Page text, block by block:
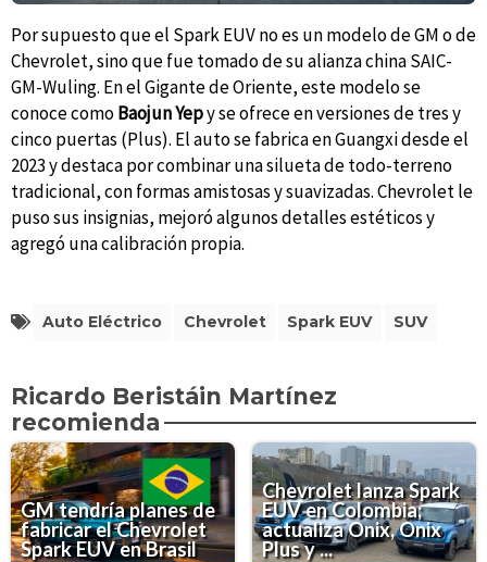
Por supuesto que el Spark EUV no es un modelo de GM o de
Chevrolet, sino que fue tomado de su alianza china SAIC-
GM-Wuling. En el Gigante de Oriente, este modelo se
conoce comoBaojun Yepy se ofrece enversiones de tres y
cinco puertas (Plus). El auto se fabrica en Guangxi desde el
2023 y destaca por combinar una silueta de todo-terreno
tradicional, con formas amistosas y suavizadas. Chevrolet le
puso sus insignias, mejoró algunos detalles estéticos y
agregó una calibración propia.
Auto Eléctrico Chevrolet Spark EUV SUV
Ricardo Beristáin Martínez
recomienda
GM tendría planes de
fabricar el Chevrolet
Spark EUV en Brasil
Chevrolet lanza Spark
EUV en Colombia;
actualiza Onix, Onix
Plus y ...